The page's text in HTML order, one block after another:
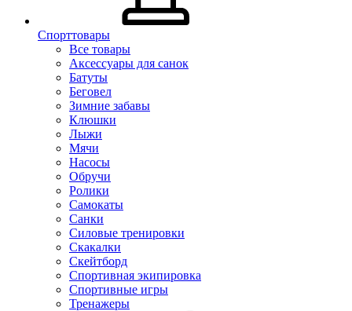
Спорттовары
Все товары
Аксессуары для санок
Батуты
Беговел
Зимние забавы
Клюшки
Лыжи
Мячи
Насосы
Обручи
Ролики
Самокаты
Санки
Силовые тренировки
Скакалки
Скейтборд
Спортивная экипировка
Спортивные игры
Тренажеры